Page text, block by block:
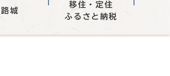
城
移住・定住
ふるさと納税